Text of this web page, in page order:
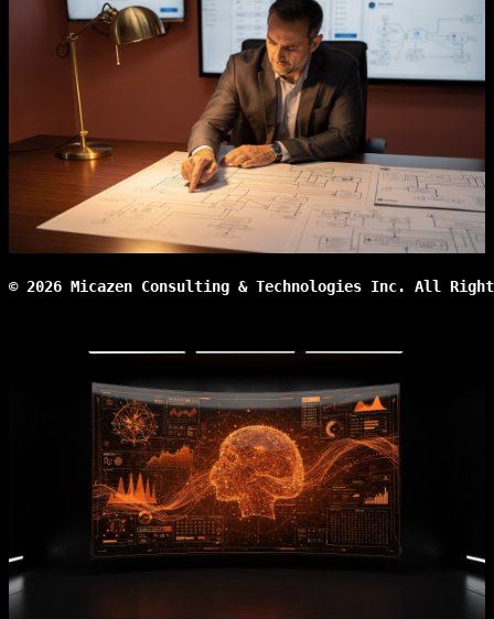
© 2026 Micazen Consulting & Technologies Inc. All